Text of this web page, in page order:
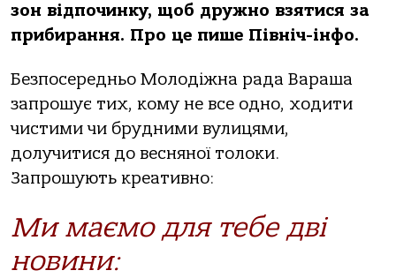
зон відпочинку, щоб дружно взятися за
прибирання. Про це пише Північ-інфо.
Безпосередньо Молодіжна рада Вараша
запрошує тих, кому не все одно, ходити
чистими чи брудними вулицями,
долучитися до весняної толоки.
Запрошують креативно:
Ми маємо для тебе дві
новини: